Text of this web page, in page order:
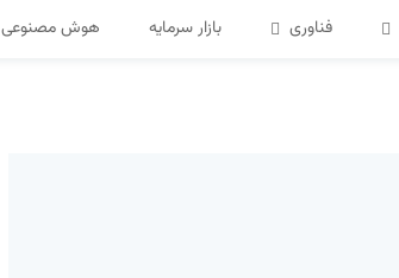
فناوری بازار سرمایه هوش مصنوعی